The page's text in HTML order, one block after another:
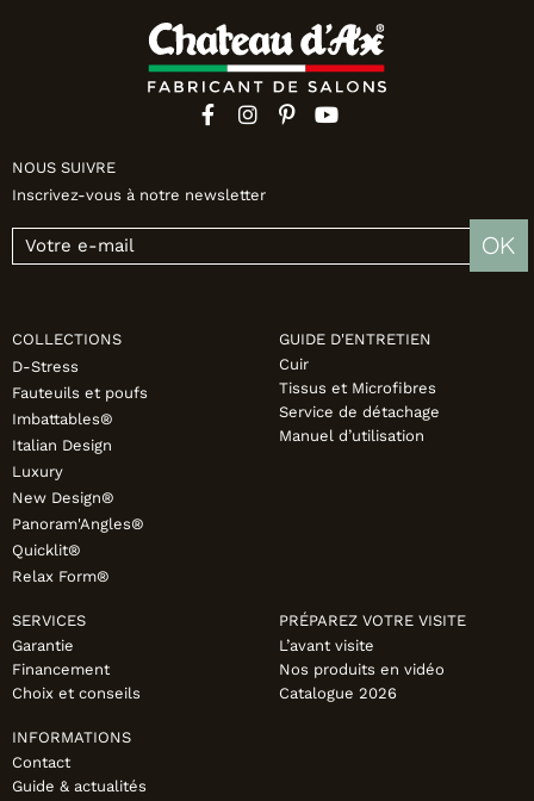
NOUS SUIVRE
Inscrivez-vous à notre newsletter
OK
COLLECTIONS
D-Stress
Fauteuils et poufs
Imbattables®
Italian Design
Luxury
New Design®
Panoram'Angles®
Quicklit®
Relax Form®
GUIDE D'ENTRETIEN
Cuir
Tissus et Microfibres
Service de détachage
Manuel d’utilisation
SERVICES
Garantie
Financement
Choix et conseils
PRÉPAREZ VOTRE VISITE
L’avant visite
Nos produits en vidéo
Catalogue 2026
INFORMATIONS
Contact
Guide & actualités